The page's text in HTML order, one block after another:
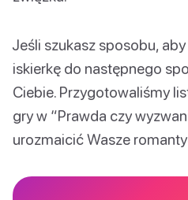
Jeśli szukasz sposobu,
iskierkę do następnego
Ciebie. Przygotowaliśmy
gry w “Prawda czy
urozmaicić Wasze